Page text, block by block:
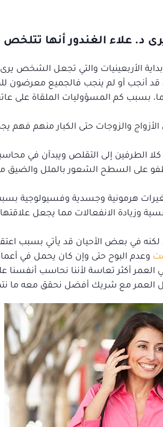
د. علاء الغندور أنها
الأربعينيات والتي تجعل الشخص
أنجب أو لم ينجب فالجميع معرضون
بسبب كم المسؤوليات الملقاة على
الأزواج والزوجات حتى الكبار منهم فهم
الطرفين إلى التقلص ويبدآن في
على السطح الشعور بالملل والضيق من
هرمونية وجسدية وفسيولوجية
وزيادة الانفعالات مما يجعل علاقتها
في بعض الأحيان قد يأتي بسبب
وعدم البوح حتى وإن كان يحمل في
العمر أكثر تعاسة لأننا نحاسب أنفسنا
العمر مع شريك أفضل نحقق معه ما